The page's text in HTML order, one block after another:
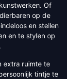
Of
op de
en stellen
en te stylen op
extra ruimte te
tintje te